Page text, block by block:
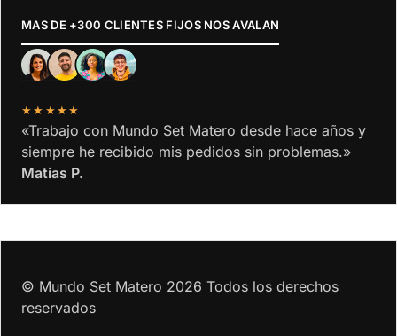
MAS DE +300 CLIENTES FIJOS NOS AVALAN
★★★★★
«Trabajo con Mundo Set Matero desde hace años y
siempre he recibido mis pedidos sin problemas.»
Matias P.
© Mundo Set Matero 2026 Todos los derechos
reservados